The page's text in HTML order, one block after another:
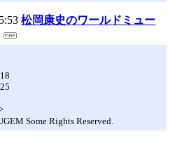
松岡康史のワールドミュー
Some Rights Reserved.